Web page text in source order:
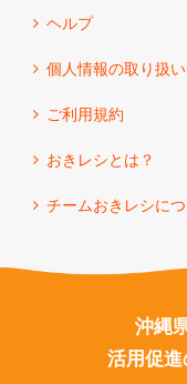
ヘルプ
個人情報の取り扱
ご利用規約
おきレシとは？
チームおきレシに
沖縄
活用促